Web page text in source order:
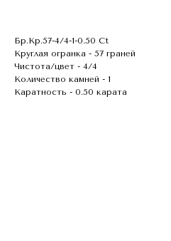
Бр.Кр.57-4/4-1-0.50 Ct
Круглая огранка - 57 граней
Чистота/цвет - 4/4
Количество камней - 1
Каратность - 0.50 карата